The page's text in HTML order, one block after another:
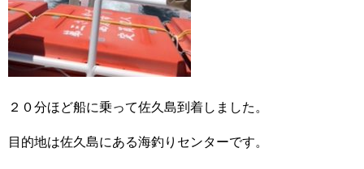
２０分ほど船に乗って佐久島到着しました。
目的地は佐久島にある海釣りセンターです。